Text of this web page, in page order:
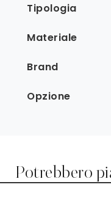
Tipologia
Materiale
Brand
Opzione
Potrebbero